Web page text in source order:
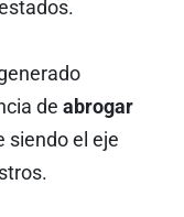
de abrogar
siendo el eje